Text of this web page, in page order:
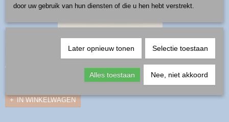
schaal - patroon zwarte kat
productnummer: schaal-zwartekat ∅ 16 cm hoog 7,5 cm
€ 20,50
IN WINKELWAGEN
door uw gebruik van hun diensten of die u hen hebt verstrekt.
Later opnieuw tonen Selectie toestaan
Alles toestaan Nee, niet akkoord